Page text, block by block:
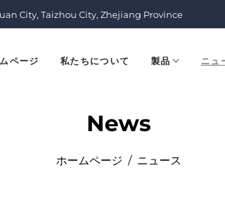
City, Taizhou City, Zhejiang Province
ページ 私たちについて 製品 ニュ
ホームページ / ニュース
News